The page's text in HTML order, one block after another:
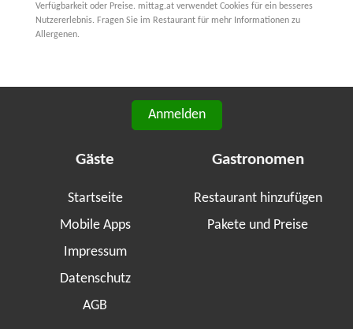
Verfügbarkeit oder Preise. mittag.at verwendet Cookies für ein besseres
Nutzererlebnis. Fragen Sie im Restaurant für mehr Informationen zu
Allergenen.
Anmelden
Gäste
Startseite
Mobile Apps
Impressum
Datenschutz
AGB
Gastronomen
Restaurant hinzufügen
Pakete und Preise